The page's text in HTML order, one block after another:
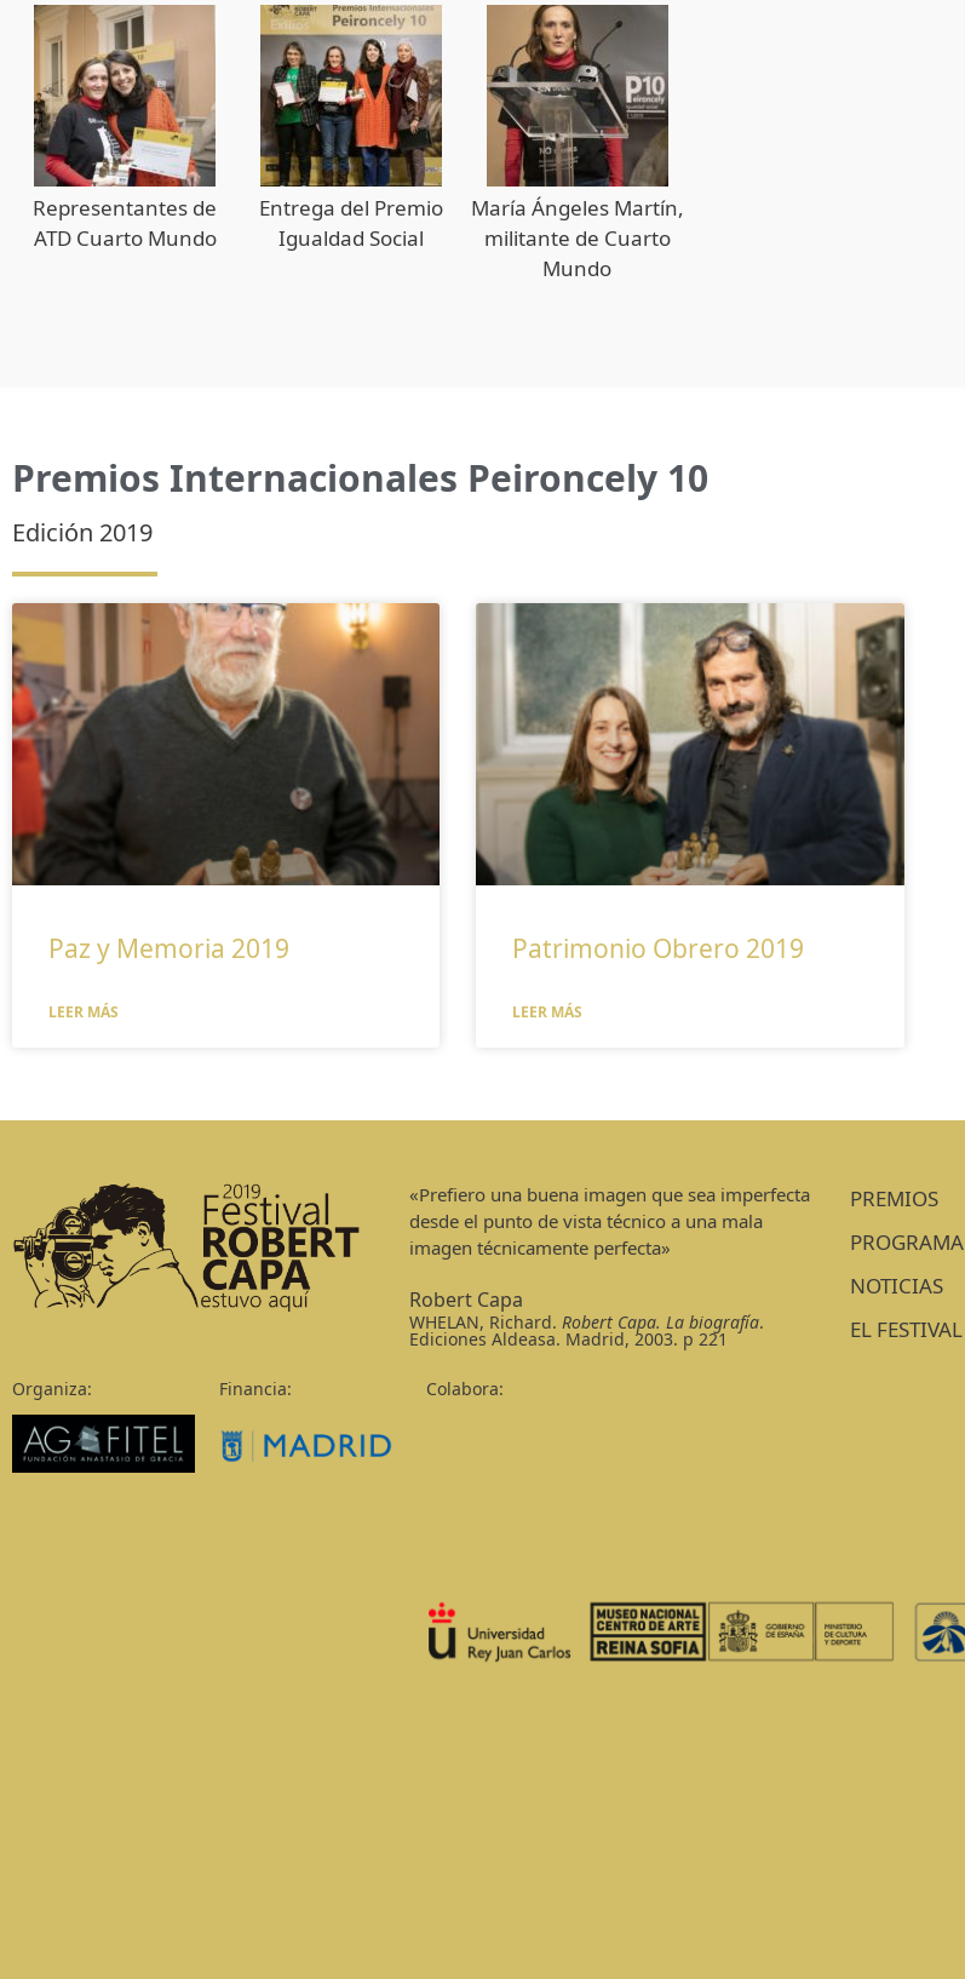
Representantes de
ATD Cuarto Mundo
Entrega del Premio
Igualdad Social
María Ángeles Martín,
militante de Cuarto
Mundo
Premios Internacionales Peironcely 10
Edición 2019
Paz y Memoria 2019
LEER MÁS
Patrimonio Obrero 2019
LEER MÁS
«Prefiero una buena imagen que sea imperfecta
desde el punto de vista técnico a una mala
imagen técnicamente perfecta»
Robert Capa
WHELAN, Richard. Robert Capa. La biografía.
Ediciones Aldeasa. Madrid, 2003. p 221
PREMIOS
PROGRAMA
NOTICIAS
EL FESTIVAL
Organiza: Financia: Colabora: